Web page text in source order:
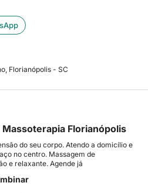
Florianópolis - SC
Massoterapia Florianópolis
do seu corpo. Atendo a domicílio e
no centro. Massagem de
e relaxante. Agende já